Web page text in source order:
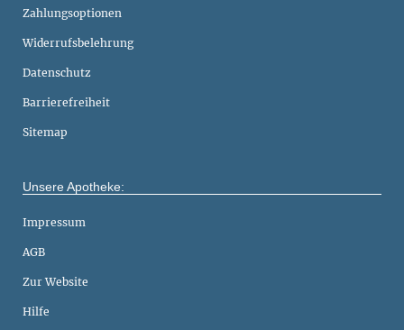
Zahlungsoptionen
Widerrufsbelehrung
Datenschutz
Barrierefreiheit
Sitemap
Unsere Apotheke:
Impressum
AGB
Zur Website
Hilfe